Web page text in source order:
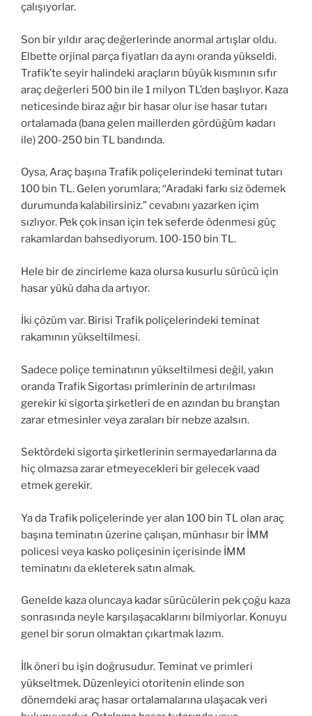
çalışıyorlar.
Son bir yıldır araç değerlerinde anormal artışlar oldu.
Elbette orjinal parça fiyatları da aynı oranda yükseldi.
Trafik’te seyir halindeki araçların büyük kısmının sıfır
araç değerleri 500 bin ile 1 milyon TL’den başlıyor. Kaza
neticesinde biraz ağır bir hasar olur ise hasar tutarı
ortalamada (bana gelen maillerden gördüğüm kadarı
ile) 200-250 bin TL bandında.
Oysa, Araç başına Trafik poliçelerindeki teminat tutarı
100 bin TL. Gelen yorumlara; “Aradaki farkı siz ödemek
durumunda kalabilirsiniz.” cevabını yazarken içim
sızlıyor. Pek çok insan için tek seferde ödenmesi güç
rakamlardan bahsediyorum. 100-150 bin TL.
Hele bir de zincirleme kaza olursa kusurlu sürücü için
hasar yükü daha da artıyor.
İki çözüm var. Birisi Trafik poliçelerindeki teminat
rakamının yükseltilmesi.
Sadece poliçe teminatının yükseltilmesi değil, yakın
oranda Trafik Sigortası primlerinin de artırılması
gerekir ki sigorta şirketleri de en azından bu branştan
zarar etmesinler veya zaraları bir nebze azalsın.
Sektördeki sigorta şirketlerinin sermayedarlarına da
hiç olmazsa zarar etmeyecekleri bir gelecek vaad
etmek gerekir.
Ya da Trafik poliçelerinde yer alan 100 bin TL olan araç
başına teminatın üzerine çalışan, münhasır bir İMM
policesi veya kasko poliçesinin içerisinde İMM
teminatını da ekleterek satın almak.
Genelde kaza oluncaya kadar sürücülerin pek çoğu kaza
sonrasında neyle karşılaşacaklarını bilmiyorlar. Konuyu
genel bir sorun olmaktan çıkartmak lazım.
İlk öneri bu işin doğrusudur. Teminat ve primleri
yükseltmek. Düzenleyici otoritenin elinde son
dönemdeki araç hasar ortalamalarına ulaşacak veri